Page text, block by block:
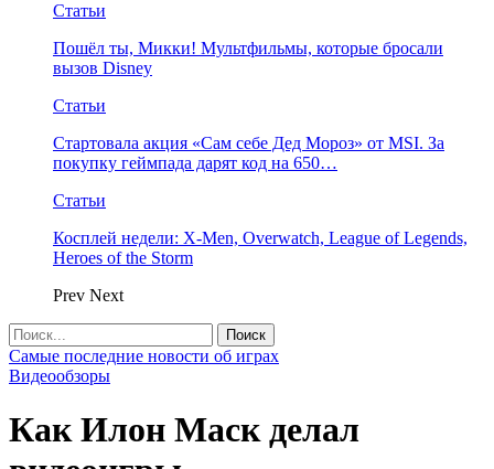
Статьи
Пошёл ты, Микки! Мультфильмы, которые бросали
вызов Disney
Статьи
Стартовала акция «Сам себе Дед Мороз» от MSI. За
покупку геймпада дарят код на 650…
Статьи
Косплей недели: X-Men, Overwatch, League of Legends,
Heroes of the Storm
Prev Next
Самые последние новости об играх
Видеообзоры
Как Илон Маск делал